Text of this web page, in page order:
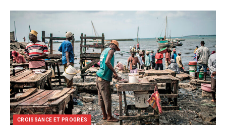
CROISSANCE ET PROGRÈS